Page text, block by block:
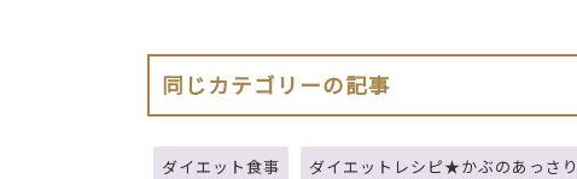
同じカテゴリーの記事
ダイエット食事 ダイエットレシピ★かぶのあっさ